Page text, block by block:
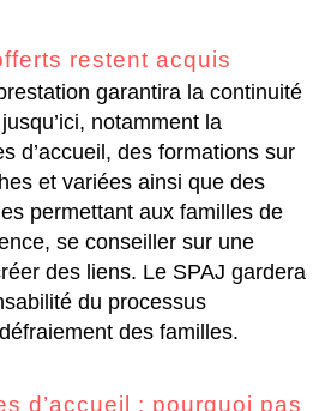
restent acquis
garantira la continuité
notamment la
d’accueil, des formations sur
et variées ainsi que des
permettant aux familles de
se conseiller sur une
des liens. Le SPAJ gardera
du processus
des familles.
d’accueil : pourquoi pas